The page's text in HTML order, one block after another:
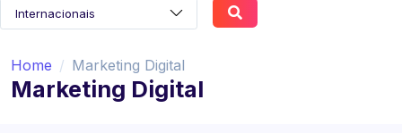
Home Marketing Digital
Marketing Digital